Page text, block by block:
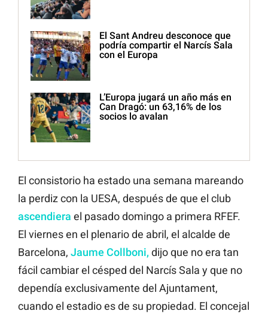
El Sant Andreu desconoce que
podría compartir el Narcís Sala
con el Europa
L’Europa jugará un año más en
Can Dragó: un 63,16% de los
socios lo avalan
El consistorio ha estado una semana mareando
la perdiz con la UESA, después de que el club
ascendiera el pasado domingo a primera RFEF.
El viernes en el plenario de abril, el alcalde de
Barcelona, Jaume Collboni, dijo que no era tan
fácil cambiar el césped del Narcís Sala y que no
dependía exclusivamente del Ajuntament,
cuando el estadio es de su propiedad. El concejal